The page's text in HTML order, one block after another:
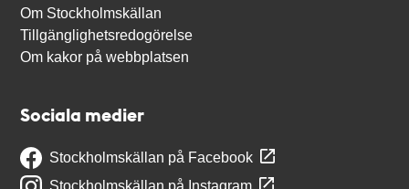
Om Stockholmskällan
Tillgänglighetsredogörelse
Om kakor på webbplatsen
Sociala medier
Stockholmskällan på Facebook
Stockholmskällan på Instagram